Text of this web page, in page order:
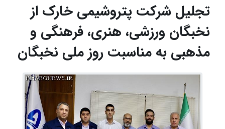
هشدار سطح نارنجی در استان بوشهر صادر شد
تجلیل شرکت پتروشیمی خارک از
نخبگان ورزشی، هنری، فرهنگی و
مذهبی به مناسبت روز ملی نخبگان